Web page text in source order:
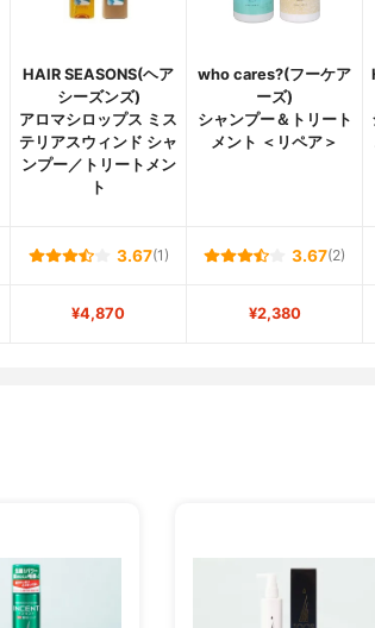
HAIR SEASONS(ヘア
シーズンズ)
アロマシロップス ミス
テリアスウィンド シャ
ンプー／トリートメン
ト
who cares?(フーケア
ーズ)
シャンプー＆トリート
メント ＜リペア＞
3.67(1) 3.67(2)
¥4,870 ¥2,380